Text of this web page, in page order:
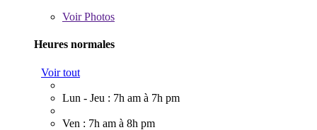
VoirPhotos
Heures normales
Voir tout
Lun - Jeu : 7h am à 7h pm
Ven : 7h am à 8h pm